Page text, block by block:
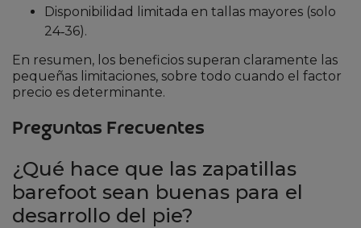
Disponibilidad limitada en tallas mayores (solo
24‑36).
En resumen, los beneficios superan claramente las
pequeñas limitaciones, sobre todo cuando el factor
precio es determinante.
Preguntas Frecuentes
¿Qué hace que las zapatillas
barefoot sean buenas para el
desarrollo del pie?